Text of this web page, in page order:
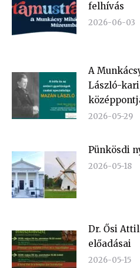
felhívás
2026-06-03
A
László-
2026-05-29
Pünkösdi
2026-05-18
Dr. Ősi
előadásai
2026-05-15